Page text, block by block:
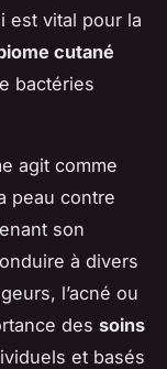
est vital pour la
cutané
bactéries
agit comme
peau contre
son
à divers
l’acné ou
des soins
et basés